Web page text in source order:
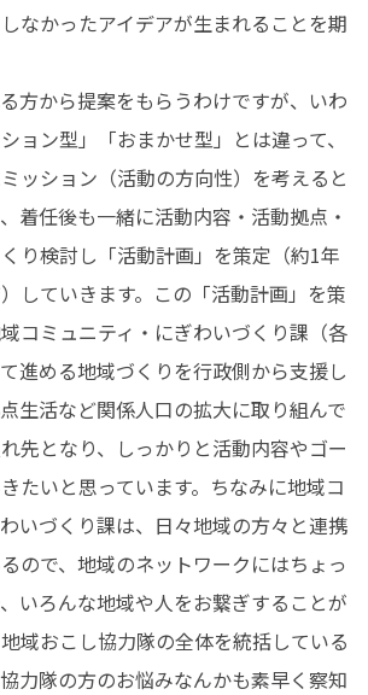
なかったアイデアが生まれることを期
方から提案をもらうわけですが、いわ
ョン型」「おまかせ型」とは違って、
ッション（活動の方向性）を考えると
着任後も一緒に活動内容・活動拠点・
り検討し「活動計画」を策定（約1年
していきます。この「活動計画」を策
コミュニティ・にぎわいづくり課（各
進める地域づくりを行政側から支援し
生活など関係人口の拡大に取り組んで
先となり、しっかりと活動内容やゴー
たいと思っています。ちなみに地域コ
いづくり課は、日々地域の方々と連携
ので、地域のネットワークにはちょっ
いろんな地域や人をお繋ぎすることが
域おこし協力隊の全体を統括している
力隊の方のお悩みなんかも素早く察知